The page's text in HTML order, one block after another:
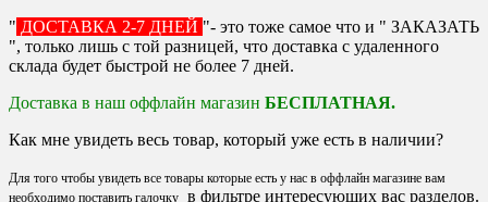
" ДОСТАВКА 2-7 ДНЕЙ "- это тоже самое что и " ЗАКАЗАТЬ
", только лишь с той разницей, что доставка с удаленного
склада будет быстрой не более 7 дней.
Доставка в наш оффлайн магазин БЕСПЛАТНАЯ.
Как мне увидеть весь товар, который уже есть в наличии?
Для того чтобы увидеть все товары которые есть у нас в оффлайн магазине вам
необходимо поставить галочку в фильтре интересующих вас разделов.